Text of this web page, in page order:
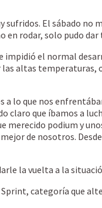
El sábado no
en rodar, solo pudo dar
impidió el normal
altas temperaturas,
a lo que nos
claro que íbamos a
merecido podium y
de nosotros.
la vuelta a la
categoría que